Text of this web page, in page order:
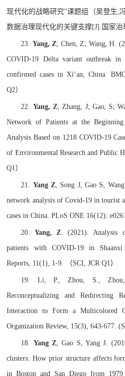
现代化的战略研究”课题组（吴登生;
数据治理现代化的关键支撑 [J]. 国家治
23. Yang, Z; Chen, Z; Wang, H.
COVID-19 Delta variant outbreak
confirmed cases in Xi’an, China.
Q2）
22. Yang, Z; Zhang, J; Gao, S;
Network of Patients at the
Analysis Based on 1218 COVID-19
of Environmental Research and Public
Q1 ）
21. Yang Z , Song J, Gao S,
network analysis of Covid-19 in tourist
cases in China. PLoS ONE 16(12):
20.Yang, Z . (2021). Analysis
patients with COVID-19 in
Reports, 11(1), 1-9.
（SCI, JCR Q1 ）
19. Li, P., Zhou, S.,
Reconceptualizing and Redirecting
Interaction to Form a Multicolored
Organization Review, 15(3), 643-677.
18. Yang Z , Gao S, Yang J.
clusters: How prior structure affects
in Boston and San Diego from